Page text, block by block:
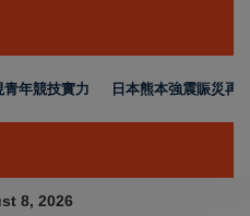
技實力 日本熊本強震賑災再獲支
8, 2026